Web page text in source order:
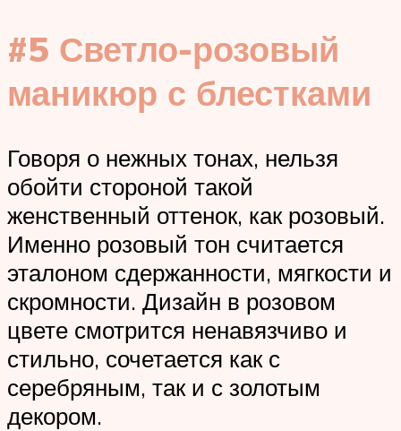
#5 Светло-розовый
маникюр с блестками
Говоря о нежных тонах, нельзя
обойти стороной такой
женственный оттенок, как розовый.
Именно розовый тон считается
эталоном сдержанности, мягкости и
скромности. Дизайн в розовом
цвете смотрится ненавязчиво и
стильно, сочетается как с
серебряным, так и с золотым
декором.